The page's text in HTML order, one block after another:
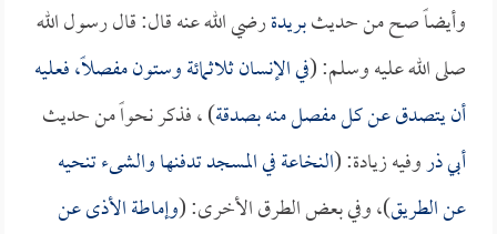
وأيضاً صح من حديثبريدةرضي الله عنه قال: قال رسول الله
صلى الله عليه وسلم: (في الإنسان ثلاثمائة وستون مفصلاً، فعليه
أن يتصدق عن كل مفصل منه بصدقة) ، فذكر نحواً من حديث
أبي ذروفيه زيادة: (النخاعة في المسجد تدفنها والشىء تنحيه
عن الطريق)، وفي بعض الطرق الأخرى: (وإماطة الأذى عن